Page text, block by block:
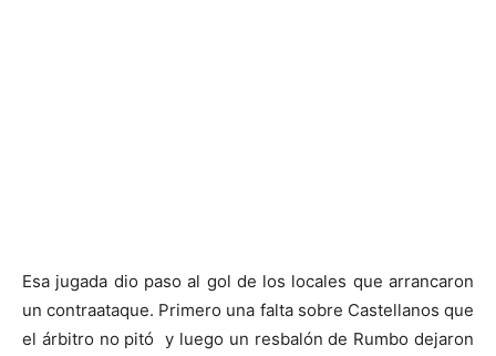
Esa jugada dio paso al gol de los locales que arrancaron
un contraataque. Primero una falta sobre Castellanos que
el árbitro no pitó y luego un resbalón de Rumbo dejaron